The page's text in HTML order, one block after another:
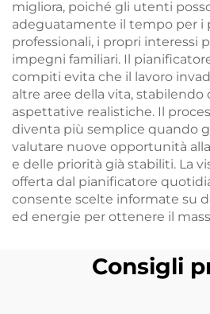
migliora, poiché gli utenti
adeguatamente il tempo per i
professionali, i propri interessi
impegni familiari. Il
compiti evita che il lavoro
altre aree della vita, stabilendo
aspettative realistiche. Il
diventa più semplice quando
valutare nuove opportunità
e delle priorità già stabiliti. La
offerta dal pianificatore
consente scelte informate su
ed energie per ottenere il
Consigli